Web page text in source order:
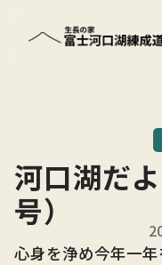
河口湖だ
号）
心身を浄め今年一